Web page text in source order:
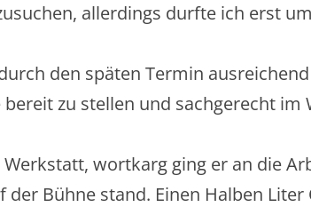
allerdings durfte ich erst
den späten Termin
zu stellen und sachgerecht im
wortkarg ging er an die
der Bühne stand. Einen Halben Liter